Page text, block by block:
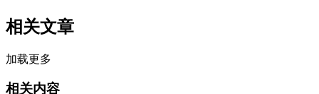
相关文章
加载更多
相关内容